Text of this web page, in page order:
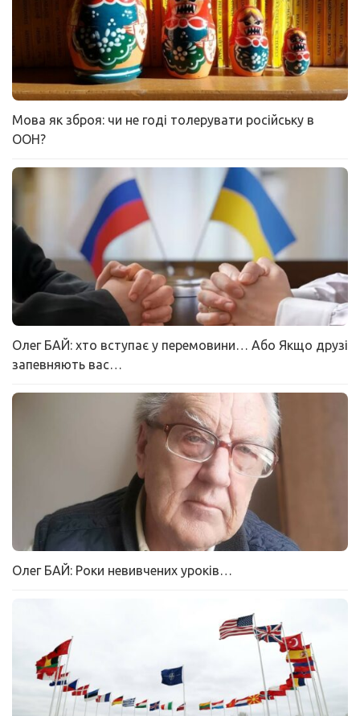
Мова як зброя: чи не годі толерувати російську в
ООН?
Олег БАЙ: хто вступає у перемовини… Або Якщо друзі
запевняють вас…
Олег БАЙ: Роки невивчених уроків…